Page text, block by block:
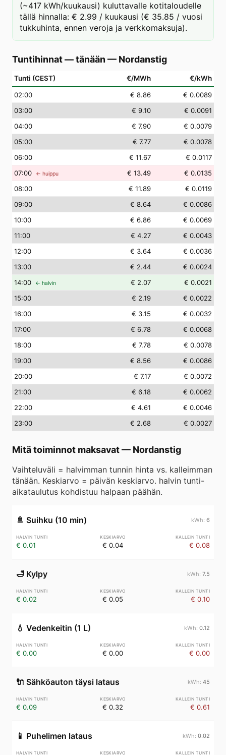
(~417 kWh/kuukausi) kuluttavalle kotitaloudelle
tällä hinnalla: € 2.99 / kuukausi (€ 35.85 / vuosi
tukkuhinta, ennen veroja ja verkkomaksuja).
Tuntihinnat — tänään — Nordanstig
Tunti (CEST) €/MWh €/kWh
02:00 € 8.86
€ 0.0089
03:00 € 9.10
€ 0.0091
04:00 € 7.90
€ 0.0079
05:00 € 7.77
€ 0.0078
06:00 € 11.67
€ 0.0117
07:00 ← huippu € 13.49
€ 0.0135
08:00 € 11.89
€ 0.0119
09:00 € 8.64
€ 0.0086
10:00 € 6.86
€ 0.0069
11:00 € 4.27
€ 0.0043
12:00 € 3.64
€ 0.0036
13:00 € 2.44
€ 0.0024
14:00 ← halvin € 2.07
€ 0.0021
15:00 € 2.19
€ 0.0022
16:00 € 3.15
€ 0.0032
17:00 € 6.78
€ 0.0068
18:00 € 7.78
€ 0.0078
19:00 € 8.56
€ 0.0086
20:00 € 7.17
€ 0.0072
21:00 € 6.18
€ 0.0062
22:00 € 4.61
€ 0.0046
23:00 € 2.68 € 0.0027
Mitä toiminnot maksavat— Nordanstig
Vaihteluväli = halvimman tunnin hinta vs. kalleimman
tänään. Keskiarvo = päivän keskiarvo. halvin tunti-
aikataulutus kohdistuu halpaan päähän.
🚿 Suihku (10 min) 6
€ 0.01 € 0.04 € 0.08
🛁 Kylpy 7.5
€ 0.02 € 0.05 € 0.10
💧 Vedenkeitin (1 L) 0.12
€ 0.00 € 0.00 € 0.00
🔌 Sähköauton täysi lataus 45
€ 0.09 € 0.32 € 0.61
📱 Puhelimen lataus 0.02